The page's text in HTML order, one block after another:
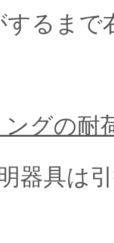
するまで
グの耐
器具は